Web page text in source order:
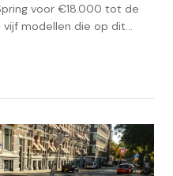
voor €18.000 tot de
vijf modellen die op dit